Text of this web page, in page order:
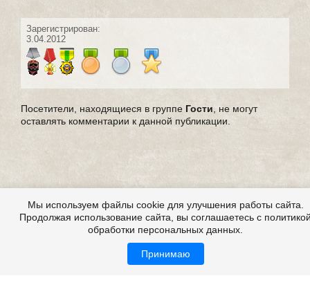
Зарегистрирован:
3.04.2012
Посетители, находящиеся в группе Гости , не могут
оставлять комментарии к данной публикации.
Мы используем файлы cookie для улучшения работы сайта.
Продолжая использование сайта, вы соглашаетесь с
обработки персональных данных.
Принимаю